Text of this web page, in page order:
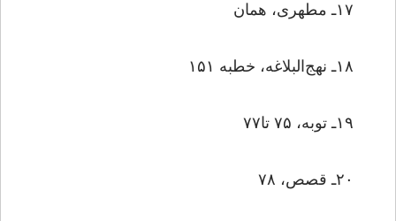
۱۷ـ مطهری، همان
۱۸ـ نهج‌البلاغه، خطبه ۱۵۱
۱۹ـ توبه، ۷۵ تا۷۷
۲۰ـ قصص، ۷۸